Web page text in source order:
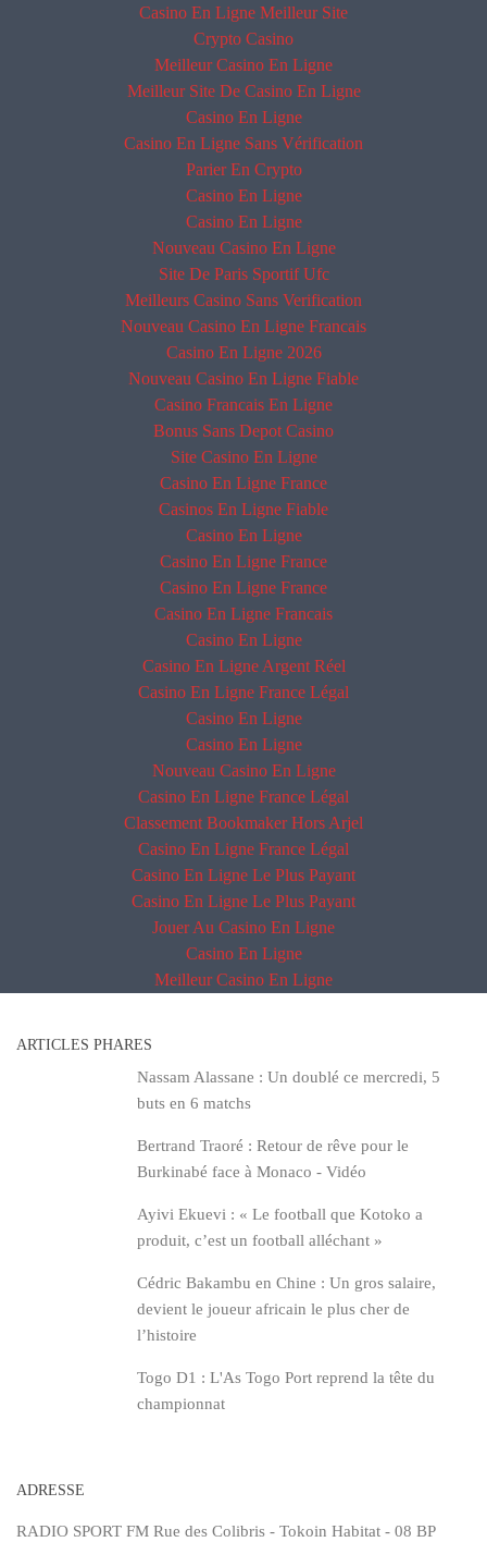
Casino En Ligne Meilleur Site
Crypto Casino
Meilleur Casino En Ligne
Meilleur Site De Casino En Ligne
Casino En Ligne
Casino En Ligne Sans Vérification
Parier En Crypto
Casino En Ligne
Casino En Ligne
Nouveau Casino En Ligne
Site De Paris Sportif Ufc
Meilleurs Casino Sans Verification
Nouveau Casino En Ligne Francais
Casino En Ligne 2026
Nouveau Casino En Ligne Fiable
Casino Francais En Ligne
Bonus Sans Depot Casino
Site Casino En Ligne
Casino En Ligne France
Casinos En Ligne Fiable
Casino En Ligne
Casino En Ligne France
Casino En Ligne France
Casino En Ligne Francais
Casino En Ligne
Casino En Ligne Argent Réel
Casino En Ligne France Légal
Casino En Ligne
Casino En Ligne
Nouveau Casino En Ligne
Casino En Ligne France Légal
Classement Bookmaker Hors Arjel
Casino En Ligne France Légal
Casino En Ligne Le Plus Payant
Casino En Ligne Le Plus Payant
Jouer Au Casino En Ligne
Casino En Ligne
Meilleur Casino En Ligne
ARTICLES PHARES
Nassam Alassane : Un doublé ce mercredi, 5
buts en 6 matchs
Bertrand Traoré : Retour de rêve pour le
Burkinabé face à Monaco - Vidéo
Ayivi Ekuevi : « Le football que Kotoko a
produit, c’est un football alléchant »
Cédric Bakambu en Chine : Un gros salaire,
devient le joueur africain le plus cher de
l’histoire
Togo D1 : L'As Togo Port reprend la tête du
championnat
ADRESSE
RADIO SPORT FM Rue des Colibris - Tokoin Habitat - 08 BP